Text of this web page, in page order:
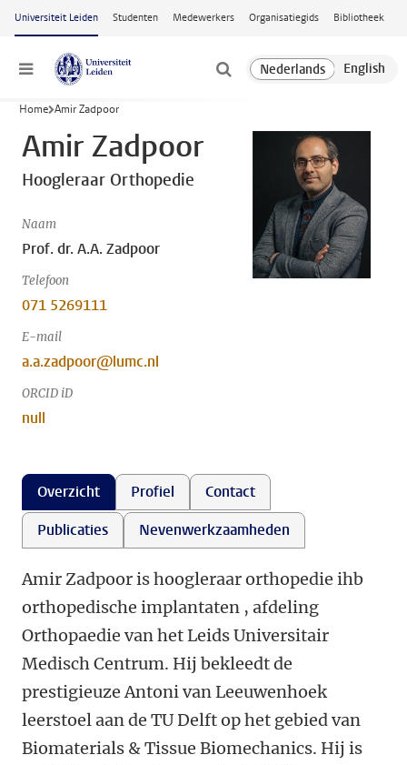
Ga naar hoofdinhoud
Universiteit Leiden Studenten Medewerkers Organisatiegids Bibliotheek
Menu
Home Amir Zadpoor
Amir Zadpoor
Hoogleraar Orthopedie
Naam
Prof. dr. A.A. Zadpoor
Telefoon
071 5269111
E-mail
a.a.zadpoor@lumc.nl
ORCID iD
null
Overzicht Profiel
Contact
Publicaties
Nevenwerkzaamheden
Amir Zadpoor is hoogleraar orthopedie ihb
orthopedische implantaten , afdeling
Orthopaedie van het Leids Universitair
Medisch Centrum. Hij bekleedt de
prestigieuze Antoni van Leeuwenhoek
leerstoel aan de TU Delft op het gebied van
Biomaterials & Tissue Biomechanics. Hij is